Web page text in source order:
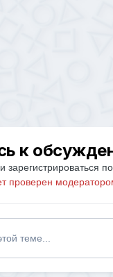
к
проверен
теме...